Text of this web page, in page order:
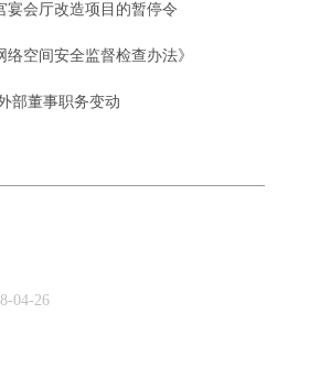
宴会厅改造项目的暂停令
空间安全监督检查办法》
部董事职务变动
04-26